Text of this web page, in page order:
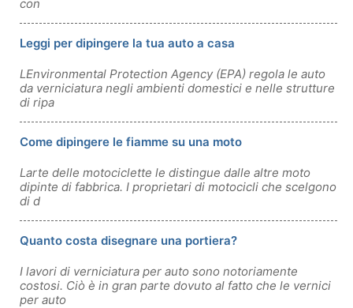
con
Leggi per dipingere la tua auto a casa
LEnvironmental Protection Agency (EPA) regola le auto
da verniciatura negli ambienti domestici e nelle strutture
di ripa
Come dipingere le fiamme su una moto
Larte delle motociclette le distingue dalle altre moto
dipinte di fabbrica. I proprietari di motocicli che scelgono
di d
Quanto costa disegnare una portiera?
I lavori di verniciatura per auto sono notoriamente
costosi. Ciò è in gran parte dovuto al fatto che le vernici
per auto